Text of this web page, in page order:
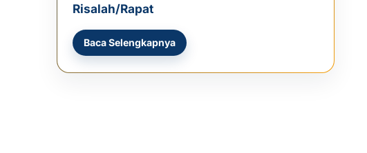
Risalah/Rapat
Baca Selengkapnya